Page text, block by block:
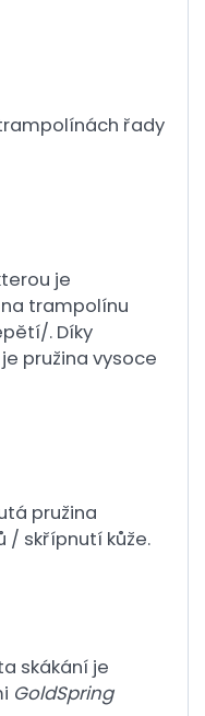
řady
je
trampolínu
. Díky
pružina vysoce
pružina
/ skřípnutí kůže.
skákání je
GoldSpring